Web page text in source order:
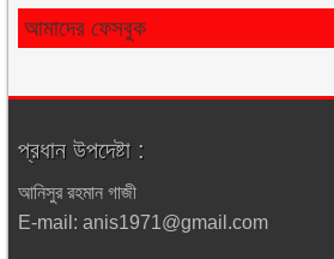
আমাদের ফেসবুক
প্রধান উপদেষ্টা :
আনিসুর রহমান গাজী
E-mail: anis1971@gmail.com